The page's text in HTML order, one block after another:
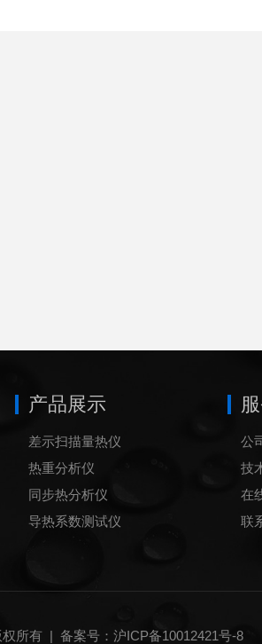
产品展示
差示扫描量热仪
热重分析仪
同步热分析仪
导热系数测试仪
公
技
在
联
权所有 | 备案号：沪ICP备10012421号-8